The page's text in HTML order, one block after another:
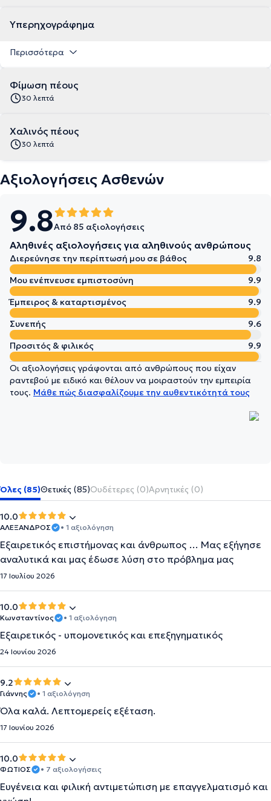
Υπερηχογράφημα
Περισσότερα
Φίμωση πέους
30 λεπτά
Χαλινός πέους
30 λεπτά
Αξιολογήσεις Ασθενών
9.8Από 85 αξιολογήσεις
Αληθινές αξιολογήσεις για αληθινούς ανθρώπους
Διερεύνησε την περίπτωσή μου σε βάθος
9.8
Μου ενέπνευσε εμπιστοσύνη
9.9
Έμπειρος & καταρτισμένος
9.9
Συνεπής
9.6
Προσιτός & φιλικός
9.9
Οι αξιολογήσεις γράφονται από ανθρώπους που είχαν
ραντεβού με ειδικό και θέλουν να μοιραστούν την εμπειρία
τους. Μάθε πώς διασφαλίζουμε την αυθεντικότητά τους
Όλες (85)Θετικές (85)Ουδέτερες (0)Αρνητικές (0)
10.0
ΑΛΕΞΑΝΔΡΟΣ • 1 αξιολόγηση
Εξαιρετικός επιστήμονας και άνθρωπος … Μας εξήγησε
αναλυτικά και μας έδωσε λύση στο πρόβλημα μας
17 Ιουλίου 2026
10.0
Κωνσταντίνος • 1 αξιολόγηση
Εξαιρετικός - υπομονετικός και επεξηγηματικός
24 Ιουνίου 2026
9.2
Γιάννης • 1 αξιολόγηση
Όλα καλά. Λεπτομερείς εξέταση.
17 Ιουνίου 2026
10.0
ΦΩΤΙΟΣ • 7 αξιολογήσεις
Ευγένεια και φιλική αντιμετώπιση με επαγγελματισμό και